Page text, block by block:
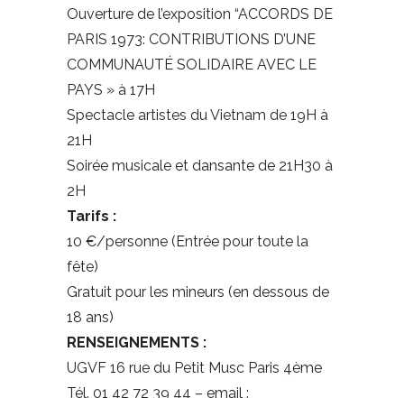
Ouverture de l’exposition “ACCORDS DE
PARIS 1973: CONTRIBUTIONS D’UNE
COMMUNAUTÉ SOLIDAIRE AVEC LE
PAYS » à 17H
Spectacle artistes du Vietnam de 19H à
21H
Soirée musicale et dansante de 21H30 à
2H
Tarifs :
10 €/personne (Entrée pour toute la
fête)
Gratuit pour les mineurs (en dessous de
18 ans)
RENSEIGNEMENTS :
UGVF 16 rue du Petit Musc Paris 4ème
Tél. 01 42 72 39 44 – email :